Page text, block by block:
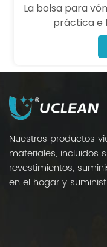
La bolsa para
práctica e
entornos,
Nuestros productos
materiales, incluidos
revestimientos,
en el hogar y